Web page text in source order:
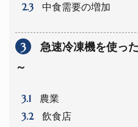
2.3 中食需要の増加
3
急速冷凍機を使っ
～
3.1 農業
3.2 飲食店